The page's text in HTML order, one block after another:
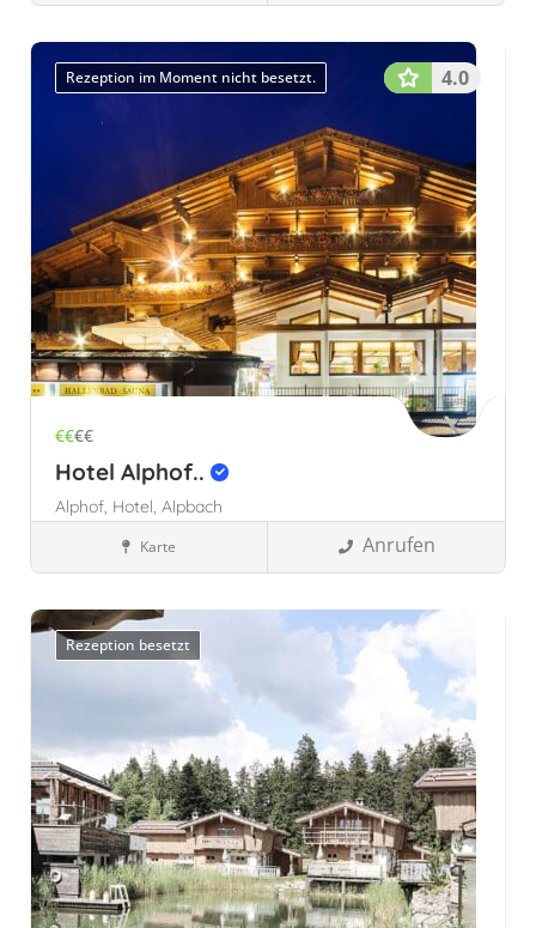
Österreich
Rezeption im Moment nicht besetzt. 4.0
€€€€
Hotel Alphof..
Alphof, Hotel, Alpbach
Familienhotels
Österreich
Karte Anrufen
Rezeption besetzt